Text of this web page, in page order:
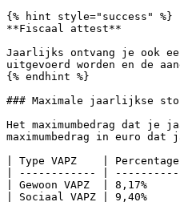
{% hint style="success" %}
**Fiscaal attest**
Jaarlijks ontvang je ook
uitgevoerd worden en de
{% endhint %}
### Maximale jaarlijkse
Het maximumbedrag dat
maximumbedrag in euro
| Type VAPZ    |
| ------------ |
| Gewoon VAPZ  |
| Sociaal VAPZ |